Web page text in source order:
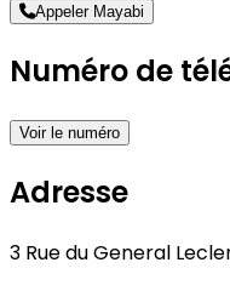
Appeler Mayabi
Numéro de
Voir le numéro
Adresse
3 Rue du General